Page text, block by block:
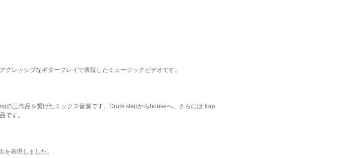
レッシブなギタープレイで表現したミュージックビデオです。
三作品を繋げたミックス音源です。Drum stepからhouseへ、さらには trap
です。
表現しました。